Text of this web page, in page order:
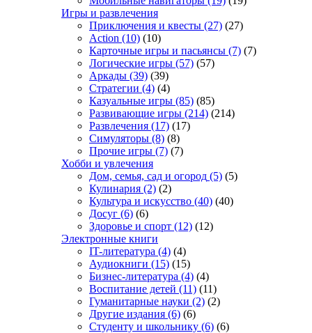
Игры и развлечения
Приключения и квесты (27) (27)
Action (10) (10)
Карточные игры и пасьянсы (7) (7)
Логические игры (57) (57)
Аркады (39) (39)
Стратегии (4) (4)
Казуальные игры (85) (85)
Развивающие игры (214) (214)
Развлечения (17) (17)
Симуляторы (8) (8)
Прочие игры (7) (7)
Хобби и увлечения
Дом, семья, сад и огород (5) (5)
Кулинария (2) (2)
Культура и искусство (40) (40)
Досуг (6) (6)
Здоровье и спорт (12) (12)
Электронные книги
IT-литература (4) (4)
Аудиокниги (15) (15)
Бизнес-литература (4) (4)
Воспитание детей (11) (11)
Гуманитарные науки (2) (2)
Другие издания (6) (6)
Студенту и школьнику (6) (6)